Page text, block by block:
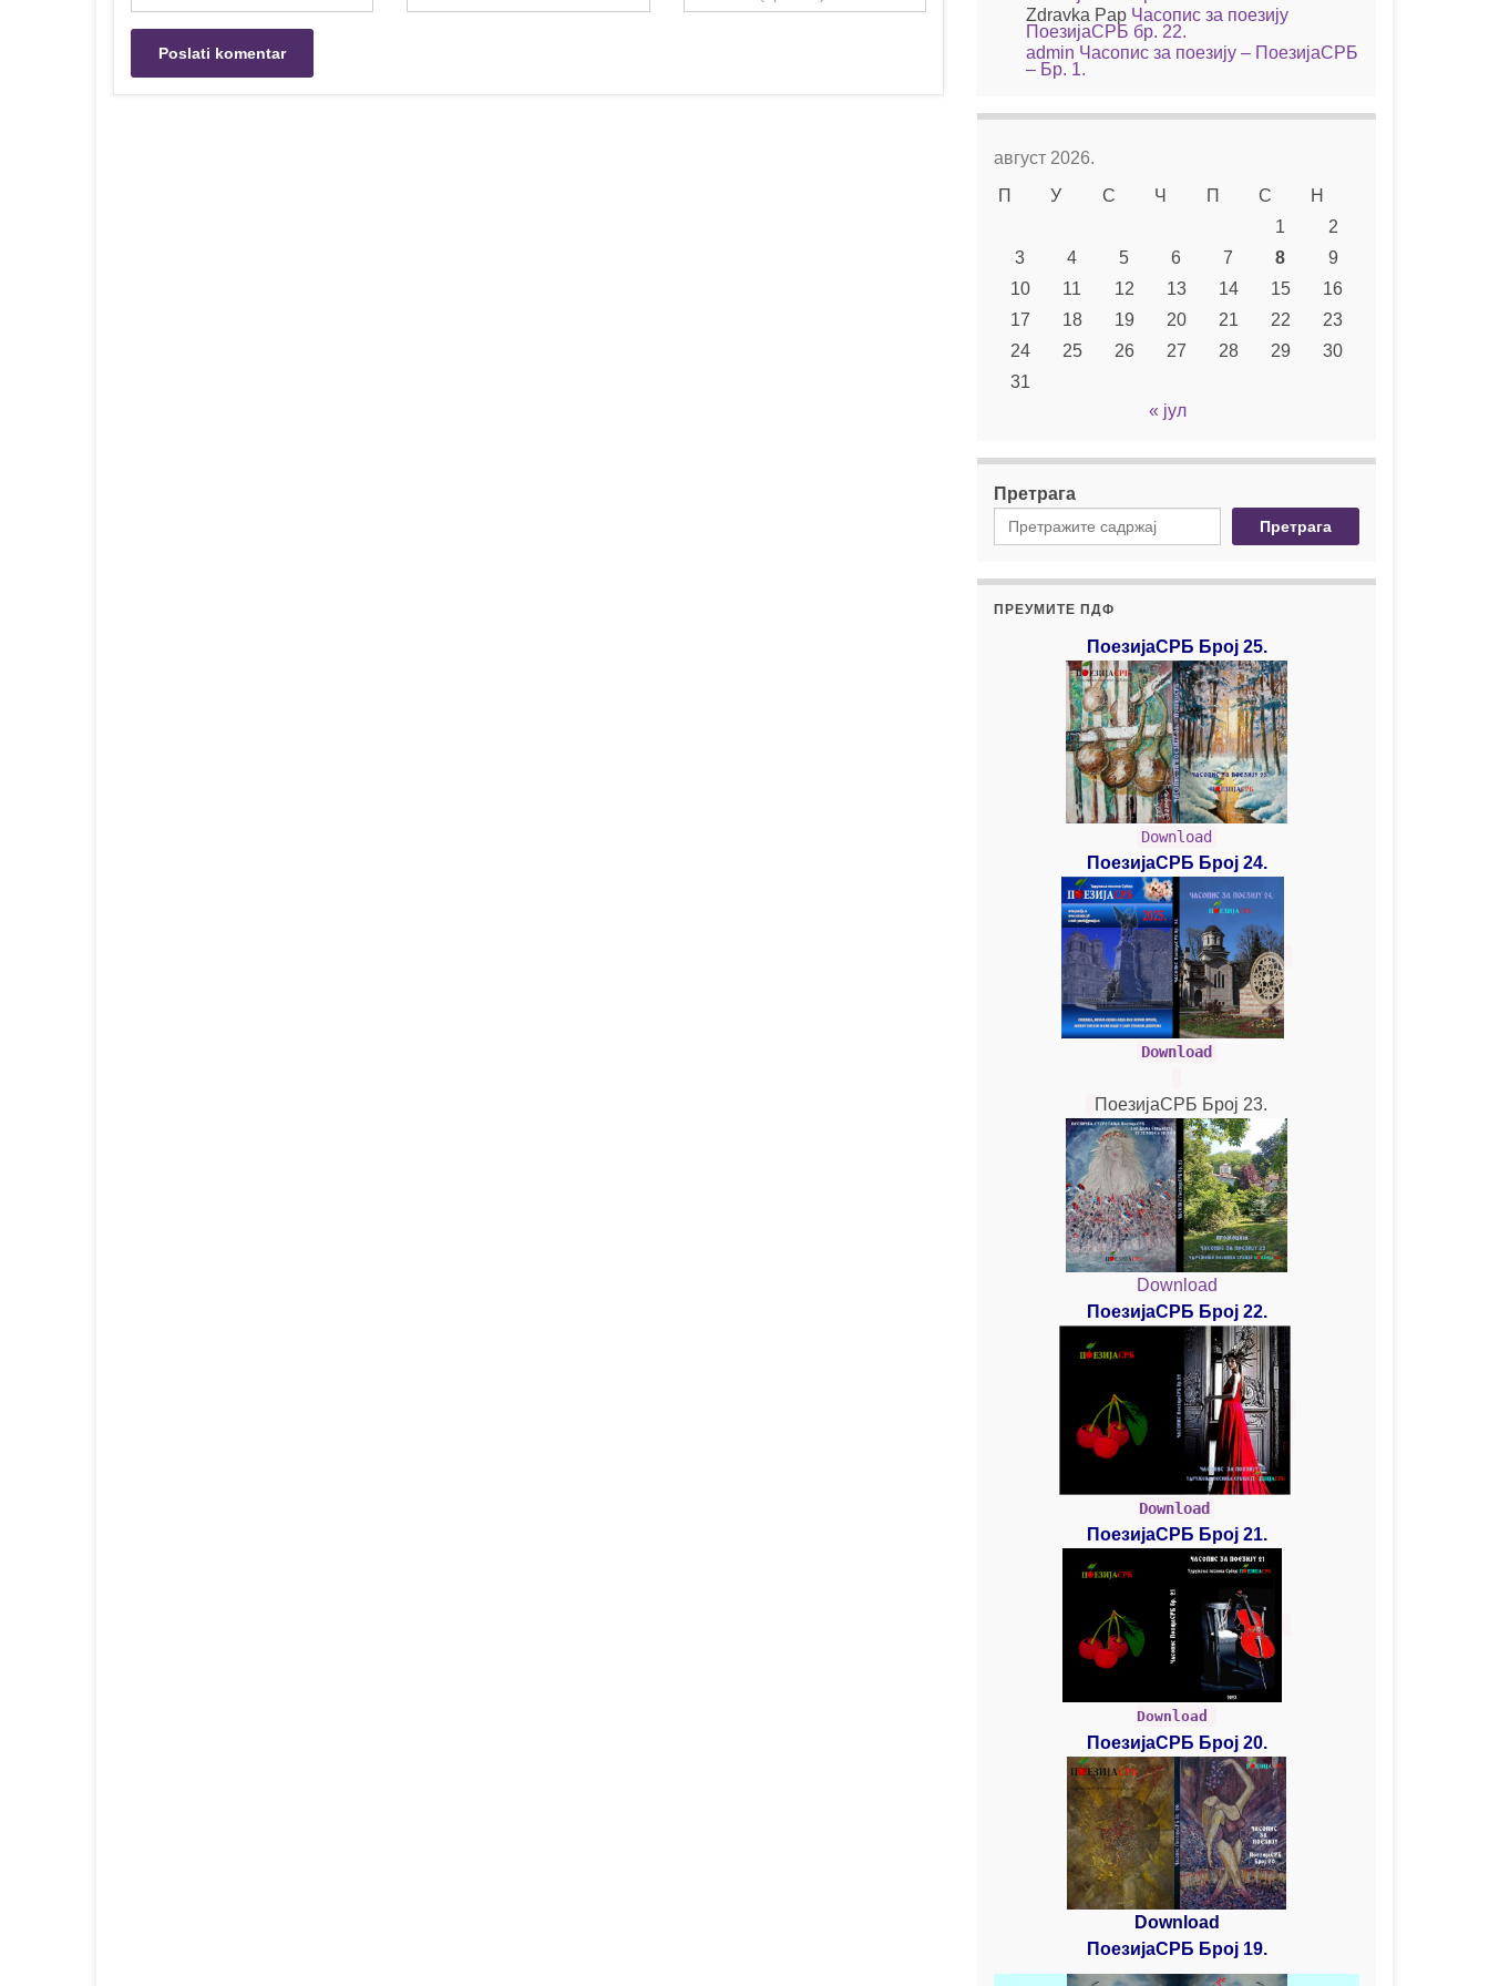
Zdravka Pap Часопис за поезију
ПоезијаСРБ бр. 22.
admin Часопис за поезију – ПоезијаСРБ
– Бр. 1.
август 2026.
П
У С Ч П С
Н
1
2
3
4 5 6 7 8
9
10
11 12 13 14 15
16
17
18 19 20 21 22
23
24
25 26 27 28 29
30
31
« јул
Претрага
Претрага
ПРЕУМИТЕ ПДФ
ПоезијаСРБ Број 25.
Download
ПоезијаСРБ Број 24.
Download
ПоезијаСРБ Број 23.
Download
ПоезијаСРБ Број 22.
Download
ПоезијаСРБ Број 21.
Download
ПоезијаСРБ Број 20.
Download
ПоезијаСРБ Број 19.